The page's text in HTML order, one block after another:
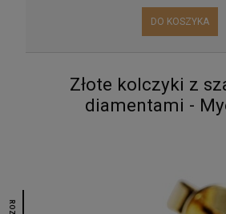
DO KOSZYKA
Złote kolczyki z
diamentami -